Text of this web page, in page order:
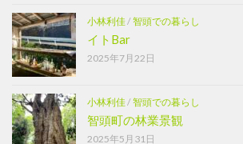
小林利佳/智頭での暮らし
イトBar
2025年7月22日
小林利佳/智頭での暮らし
智頭町の林業景観
2025年5月31日